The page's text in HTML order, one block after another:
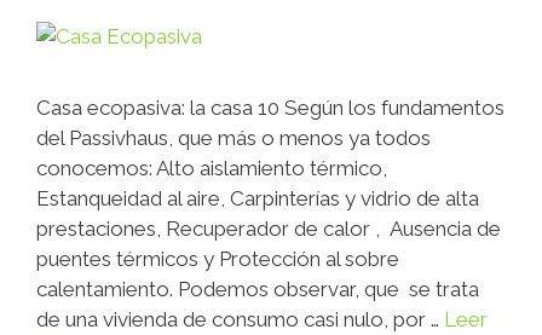
Casa ecopasiva: la casa 10 Según los fundamentos
del Passivhaus, que más o menos ya todos
conocemos: Alto aislamiento térmico,
Estanqueidad al aire, Carpinterías y vidrio de alta
prestaciones, Recuperador de calor , Ausencia de
puentes térmicos y Protección al sobre
calentamiento. Podemos observar, que se trata
de una vivienda de consumo casi nulo, por … Leer